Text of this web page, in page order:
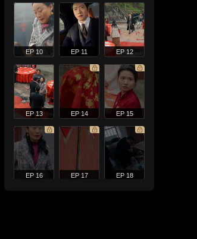
EP 10 EP 11 EP 12
EP 13 EP 14 EP 15
EP 16 EP 17 EP 18